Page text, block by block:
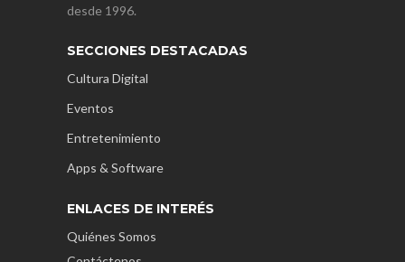
desde 1996.
SECCIONES DESTACADAS
Cultura Digital
Eventos
Entretenimiento
Apps & Software
ENLACES DE INTERÉS
Quiénes Somos